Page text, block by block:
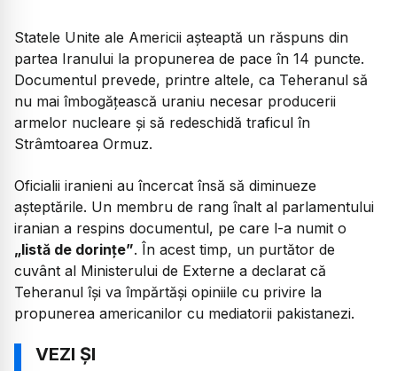
Statele Unite ale Americii așteaptă un răspuns din
partea Iranului la propunerea de pace în 14 puncte.
Documentul prevede, printre altele, ca Teheranul să
nu mai îmbogățească uraniu necesar producerii
armelor nucleare și să redeschidă traficul în
Strâmtoarea Ormuz.
Oficialii iranieni au încercat însă să diminueze
așteptările. Un membru de rang înalt al parlamentului
iranian a respins documentul, pe care l-a numit o
„listă de dorințe”. În acest timp, un purtător de
cuvânt al Ministerului de Externe a declarat că
Teheranul își va împărtăși opiniile cu privire la
propunerea americanilor cu mediatorii pakistanezi.